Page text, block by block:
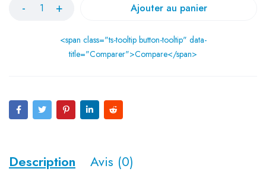
Ajouter au panier
<span class="ts-tooltip button-tooltip" data-
title="Comparer">Compare</span>
Description Avis (0)